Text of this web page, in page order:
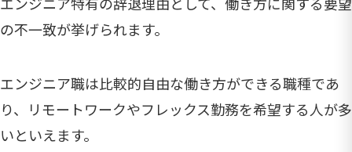
の不一致が挙げられます。
エンジニア職は比較的自由な働き方ができる職種であ
り、リモートワークやフレックス勤務を希望する人が多
いといえます。